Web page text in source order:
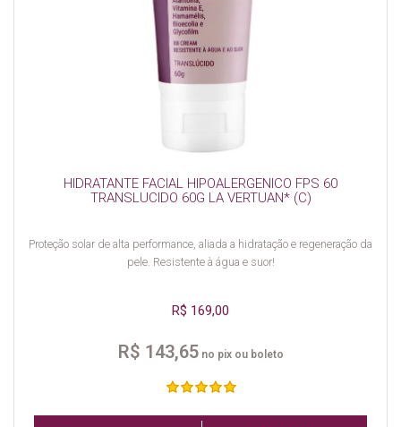
HIDRATANTE FACIAL HIPOALERGENICO FPS 60
TRANSLUCIDO 60G LA VERTUAN* (C)
Proteção solar de alta performance, aliada a hidratação e regeneração da
pele. Resistente à água e suor!
R$ 169,00
R$ 143,65no pix ou boleto